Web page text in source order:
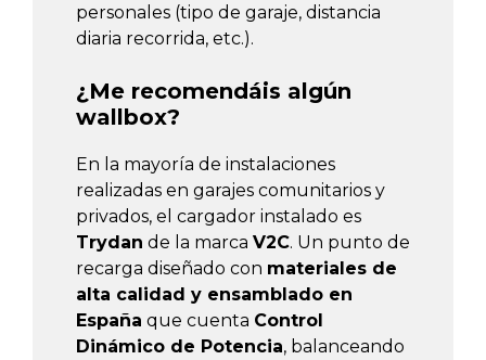
personales (tipo de garaje, distancia
diaria recorrida, etc.).
¿Me recomendáis algún
wallbox?
En la mayoría de instalaciones
realizadas en garajes comunitarios y
privados, el cargador instalado es
Trydan de la marca V2C. Un punto de
recarga diseñado con materiales de
alta calidad y ensamblado en
España que cuenta Control
Dinámico de Potencia, balanceando